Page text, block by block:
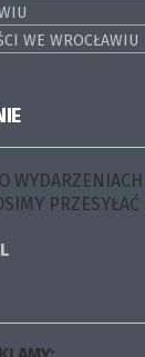
WE WROCŁAWIU